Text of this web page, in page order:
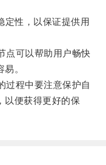
性，以保证提供用
可以帮助用户畅快
。
程中要注意保护自
以便获得更好的保